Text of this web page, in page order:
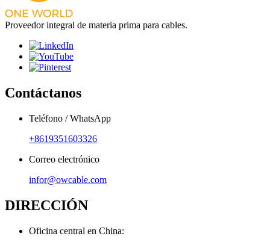
Proveedor integral de materia prima para cables.
Contáctanos
Teléfono / WhatsApp
+8619351603326
Correo electrónico
infor@owcable.com
DIRECCIÓN
Oficina central en China: